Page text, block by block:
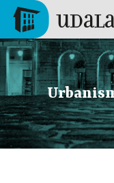
Pasar al contenido
Tolosa